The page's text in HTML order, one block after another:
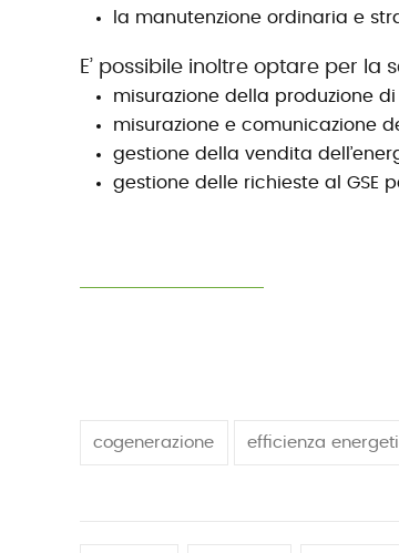
la manutenzione ordinaria e
E’ possibile inoltre optare per la
misurazione della produzione
misurazione e comunicazione
gestione della vendita
gestione delle richieste al GSE
cogenerazione efficienza